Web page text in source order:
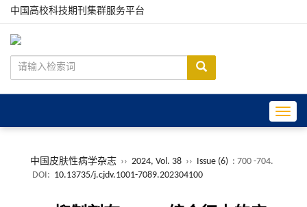
中国高校科技期刊集群服务平台
中国皮肤性病学杂志 ›› 2024, Vol. 38 ›› Issue (6) : 700 -704.
DOI: 10.13735/j.cjdv.1001-7089.202304100